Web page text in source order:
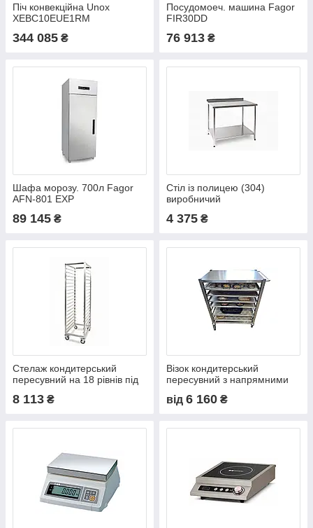
Піч конвекційна Unox
XEBC10EUE1RM
344 085 ₴
Посудомоеч. машина Fagor
FIR30DD
76 913 ₴
Шафа морозу. 700л Fagor
AFN-801 EXP
89 145 ₴
Стіл із полицею (304)
виробничий
4 375 ₴
Стелаж кондитерський
пересувний на 18 рівнів під
8 113 ₴
Візок кондитерський
пересувний з напрямними
від6 160 ₴